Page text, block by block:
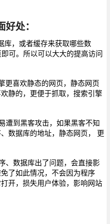
处：
库，或者缓存来获取哪些数
可。所以可以大大的提高访问
更喜欢静态的网页，静态网页
静的，更便于抓取，搜索引擎
遭到黑客攻击，如果黑客不知
数据库的地址，静态网页， 更
、数据库出了问题，会直接影
了如此情况，不会因为程序
开，损失用户体验，影响网站